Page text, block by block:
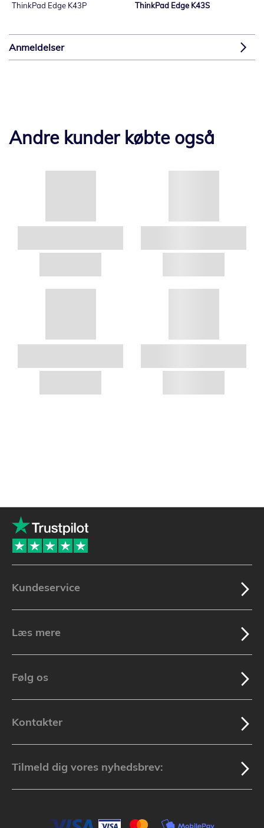
ThinkPad Edge K43P ThinkPad Edge K43S
Anmeldelser
Andre kunder købte også
Kundeservice
Læs mere
Følg os
Kontakter
Tilmeld dig vores nyhedsbrev: